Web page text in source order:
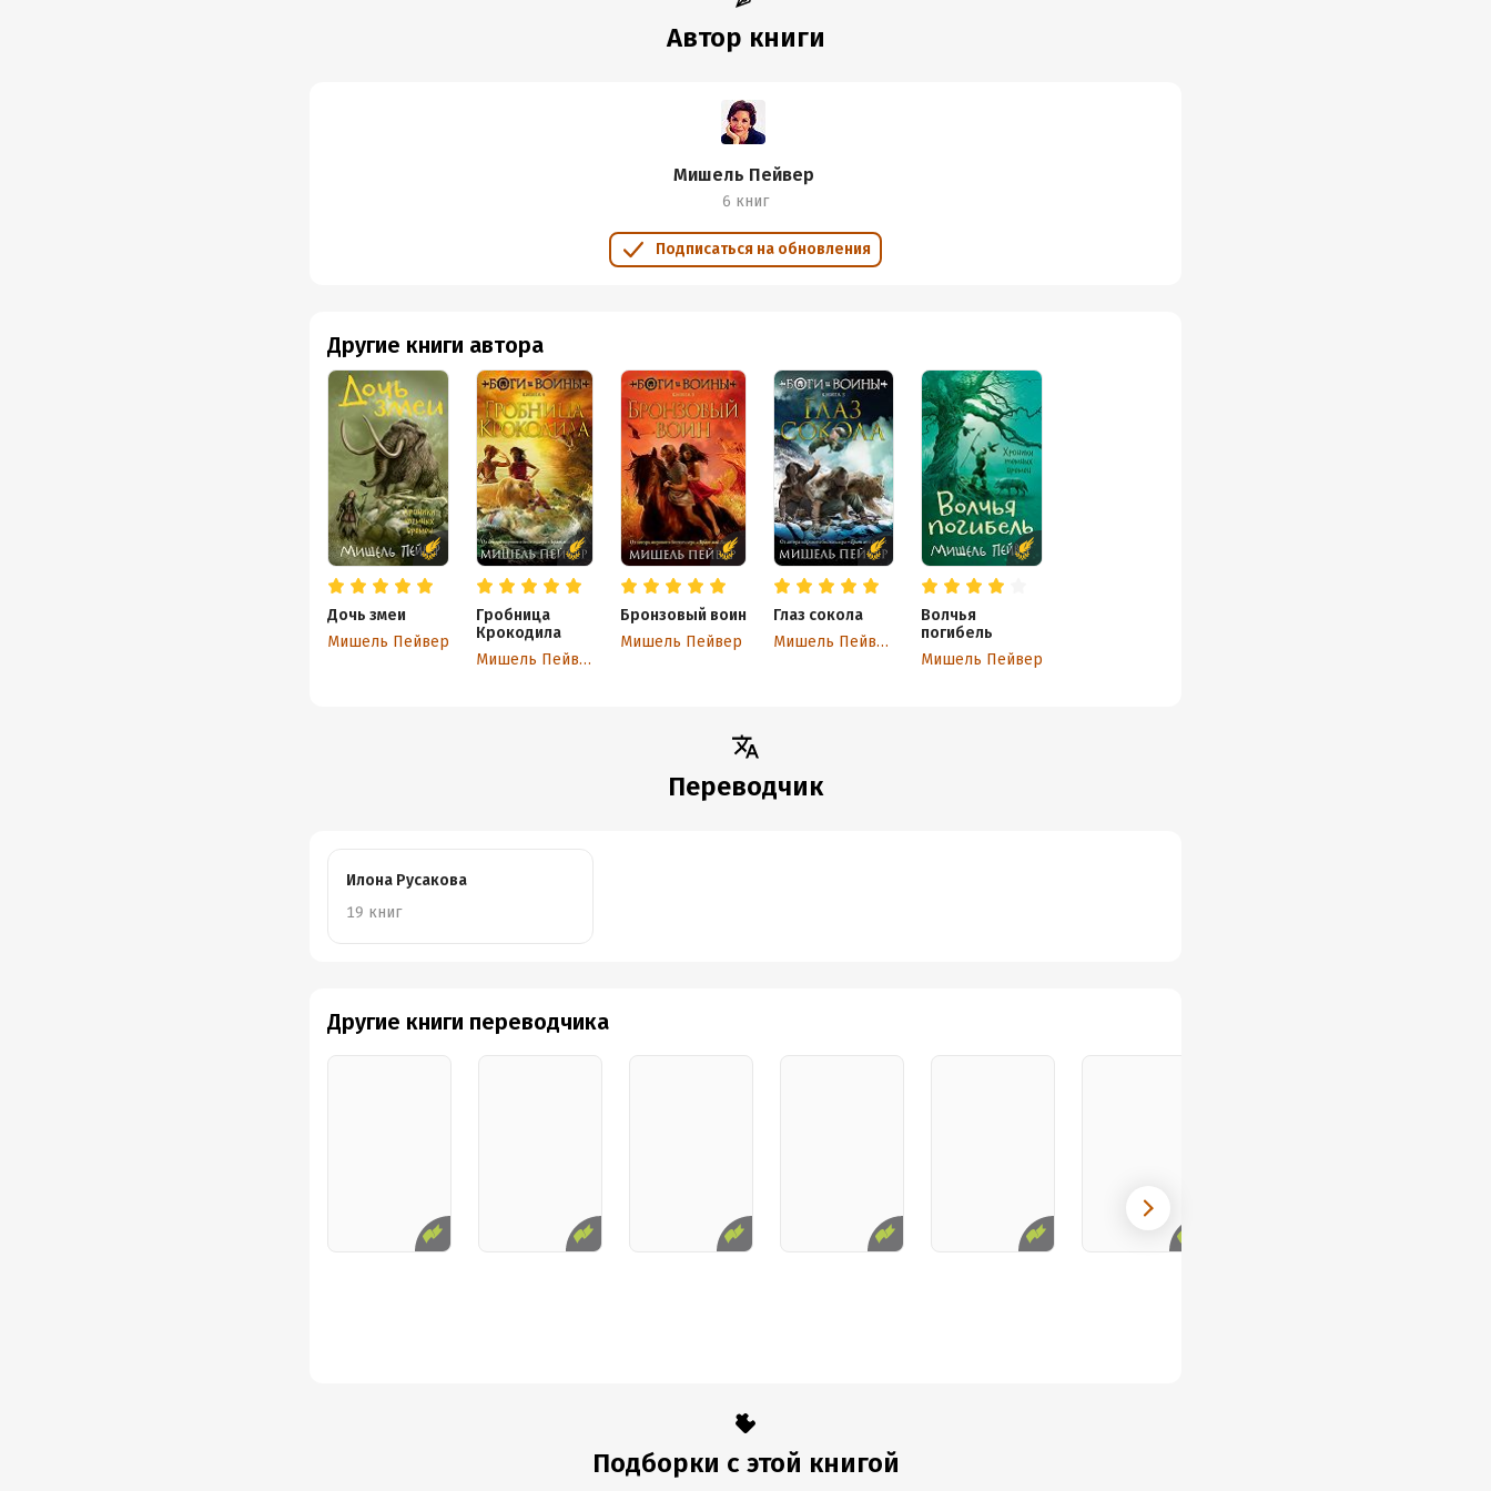
Автор книги
Мишель Пейвер
6 книг
Подписаться на обновления
Другие книги автора
Дочь змеи
Мишель Пейвер
Гробница
Крокодила
Мишель Пейвер
Бронзовый воин
Мишель Пейвер
Глаз сокола
Мишель Пейвер
Волчья
погибель
Мишель Пейвер
Переводчик
Илона Русакова
19 книг
Другие книги переводчика
Подборки с этой книгой